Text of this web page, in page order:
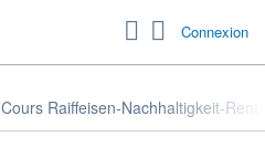
Connexion
Cours Raiffeisen-Nachhaltigkeit-Rent